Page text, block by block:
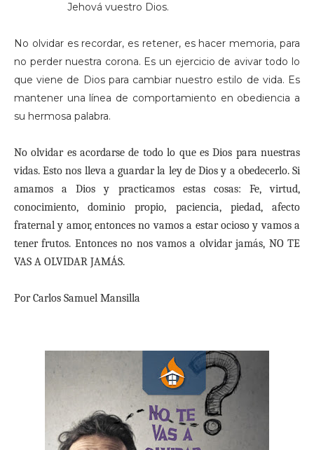
Jehová vuestro Dios.
No olvidar es recordar, es retener, es hacer memoria, para
no perder nuestra corona. Es un ejercicio de avivar todo lo
que viene de Dios para cambiar nuestro estilo de vida. Es
mantener una línea de comportamiento en obediencia a
su hermosa palabra.
No olvidar es acordarse de todo lo que es Dios para nuestras
vidas. Esto nos lleva a guardar la ley de Dios y a obedecerlo. Si
amamos a Dios y practicamos estas cosas: Fe, virtud,
conocimiento, dominio propio, paciencia, piedad, afecto
fraternal y amor, entonces no vamos a estar ocioso y vamos a
tener frutos. Entonces no nos vamos a olvidar jamás, NO TE
VAS A OLVIDAR JAMÁS.
Por Carlos Samuel Mansilla